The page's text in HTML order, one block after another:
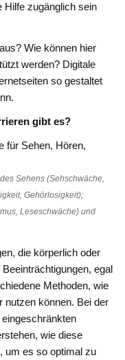
Hilfe zugänglich sein
Wie können hier
werden? Digitale
so gestaltet
gibt es?
Sehens (Sehschwäche,
Gehörlosigkeit);
Leseschwäche) und
die körperlich oder
egal
Methoden, wie
nutzen können. Bei der
wie diese
um es so optimal zu